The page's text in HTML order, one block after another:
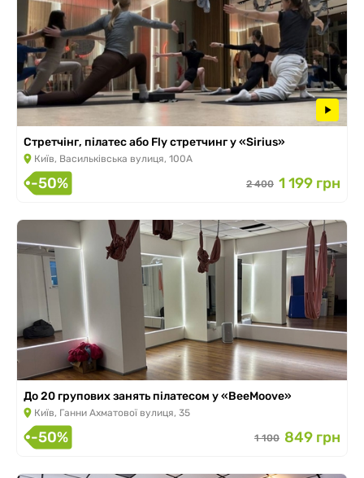
Стретчінг, пілатес або Fly стретчинг у «Sirius»
Київ, Васильківська вулиця, 100А
-50% 2 400 1 199 грн
До 20 групових занять пілатесом у «BeeMoove»
Київ, Ганни Ахматової вулиця, 35
-50% 1 100 849 грн